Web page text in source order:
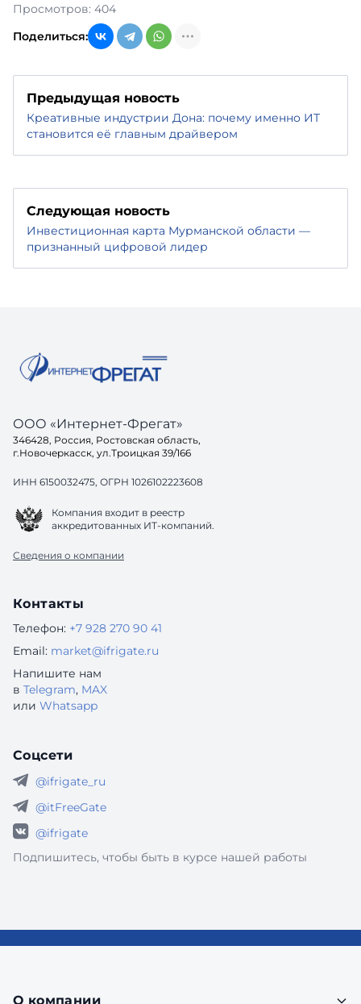
Просмотров: 404
Поделиться:
Предыдущая новость
Креативные индустрии Дона: почему именно ИТ
становится её главным драйвером
Следующая новость
Инвестиционная карта Мурманской области —
признанный цифровой лидер
ООО «Интернет-Фрегат»
346428, Россия, Ростовская область,
г.Новочеркасск, ул.Троицкая 39/166
ИНН 6150032475, ОГРН 1026102223608
Компания входит в реестр
аккредитованных ИТ-компаний.
Сведения о компании
Контакты
Телефон: +7 928 270 90 41
Email: market@ifrigate.ru
Напишите нам
в Telegram, MAX
или Whatsapp
Соцсети
@ifrigate_ru
@itFreeGate
@ifrigate
Подпишитесь, чтобы быть в курсе нашей работы
О компании